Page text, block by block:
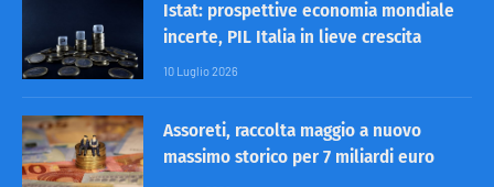
Istat: prospettive economia mondiale
incerte, PIL Italia in lieve crescita
10 Luglio 2026
Assoreti, raccolta maggio a nuovo
massimo storico per 7 miliardi euro